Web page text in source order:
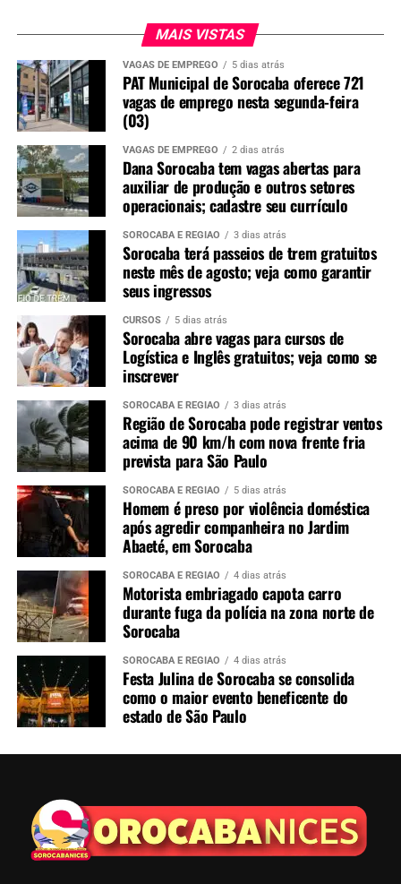
MAIS VISTAS
VAGAS DE EMPREGO 5 dias atrás
PAT Municipal de Sorocaba oferece 721
vagas de emprego nesta segunda-feira
(03)
VAGAS DE EMPREGO 2 dias atrás
Dana Sorocaba tem vagas abertas para
auxiliar de produção e outros setores
operacionais; cadastre seu currículo
SOROCABA E REGIÃO 3 dias atrás
Sorocaba terá passeios de trem gratuitos
neste mês de agosto; veja como garantir
seus ingressos
CURSOS 5 dias atrás
Sorocaba abre vagas para cursos de
Logística e Inglês gratuitos; veja como se
inscrever
SOROCABA E REGIÃO 3 dias atrás
Região de Sorocaba pode registrar ventos
acima de 90 km/h com nova frente fria
prevista para São Paulo
SOROCABA E REGIÃO 5 dias atrás
Homem é preso por violência doméstica
após agredir companheira no Jardim
Abaeté, em Sorocaba
SOROCABA E REGIÃO 4 dias atrás
Motorista embriagado capota carro
durante fuga da polícia na zona norte de
Sorocaba
SOROCABA E REGIÃO 4 dias atrás
Festa Julina de Sorocaba se consolida
como o maior evento beneficente do
estado de São Paulo